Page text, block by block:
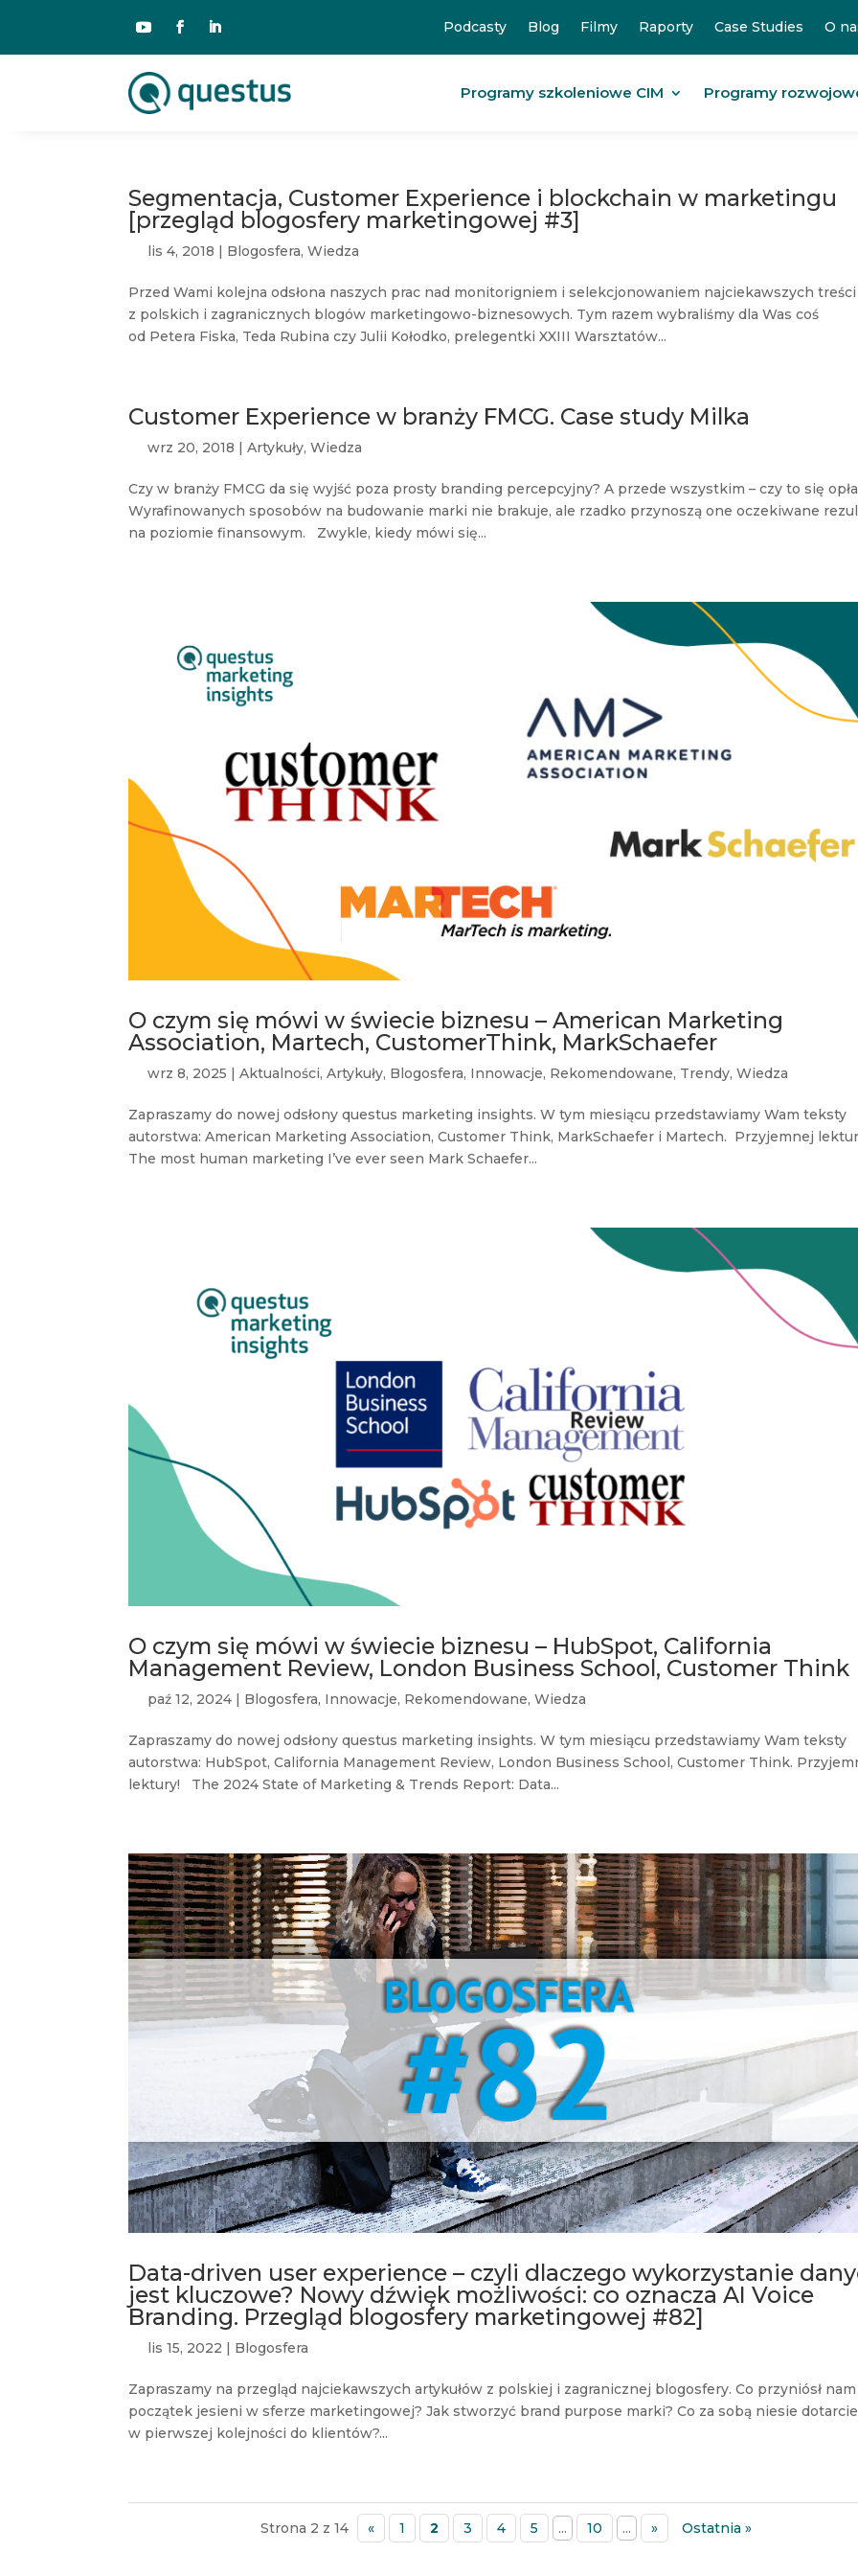
Podcasty Blog Filmy Raporty Case Studies O
Programy szkoleniowe CIM Programy
Segmentacja, Customer Experience i blockchain w marketingu
[przegląd blogosfery marketingowej #3]
lis 4, 2018 | Blogosfera,Wiedza
Przed Wami kolejna odsłona naszych prac nad monitorigniem i selekcjonowaniem najciekawszych treści
z polskich i zagranicznych blogów marketingowo-biznesowych. Tym razem wybraliśmy dla Was coś
od Petera Fiska, Teda Rubina czy Julii Kołodko, prelegentki XXIII Warsztatów...
Customer Experience w branży FMCG. Case study Milka
wrz 20, 2018 |Artykuły,Wiedza
Czy w branży FMCG da się wyjść poza prosty branding percepcyjny? A przede wszystkim – czy to się
Wyrafinowanych sposobów na budowanie marki nie brakuje, ale rzadko przynoszą one oczekiwane
na poziomie finansowym. Zwykle, kiedy mówi się...
O czym się mówi w świecie biznesu – American Marketing
Association, Martech, CustomerThink, MarkSchaefer
wrz 8, 2025 |Aktualności,Artykuły, Blogosfera, Innowacje, Rekomendowane, Trendy,Wiedza
Zapraszamy do nowej odsłony questus marketing insights. W tym miesiącu przedstawiamy Wam teksty
autorstwa: American Marketing Association, Customer Think, MarkSchaefer i Martech. Przyjemnej
The most human marketing I’ve ever seen Mark Schaefer...
O czym się mówi w świecie biznesu – HubSpot, California
Management Review, London Business School, Customer Think
paź 12, 2024 | Blogosfera, Innowacje, Rekomendowane,Wiedza
Zapraszamy do nowej odsłony questus marketing insights. W tym miesiącu przedstawiamy Wam teksty
autorstwa: HubSpot, California Management Review, London Business School, Customer Think.
lektury! The 2024 State of Marketing & Trends Report: Data...
Data-driven user experience – czyli dlaczego wykorzystanie
jest kluczowe? Nowy dźwięk możliwości: co oznacza AI Voice
Branding. Przegląd blogosfery marketingowej #82]
lis 15, 2022 | Blogosfera
Zapraszamy na przegląd najciekawszych artykułów z polskiej i zagranicznej blogosfery. Co przyniósł nam
początek jesieni w sferze marketingowej? Jak stworzyć brand purpose marki? Co za sobą niesie dotarcie
w pierwszej kolejności do klientów?...
Strona 2 z 14 « 1 2 3 4 5 ... 10 ... » Ostatnia »